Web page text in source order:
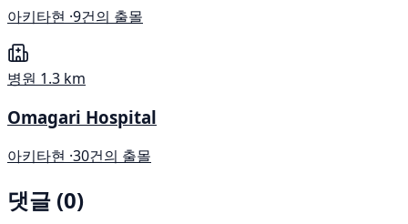
아키타현 ·9건의 출몰
병원 1.3 km
Omagari Hospital
아키타현 ·30건의 출몰
댓글 (0)